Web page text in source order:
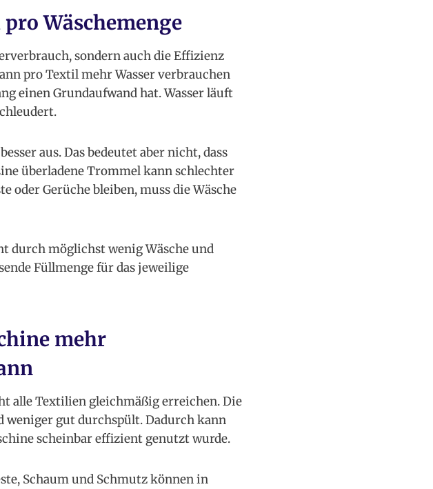
Wäschemenge
sondern auch die Effizienz
pro Textil mehr Wasser verbrauchen
einen Grundaufwand hat. Wasser läuft
aus. Das bedeutet aber nicht, dass
überladene Trommel kann schlechter
oder Gerüche bleiben, muss die Wäsche
durch möglichst wenig Wäsche und
Füllmenge für das jeweilige
mehr
alle Textilien gleichmäßig erreichen. Die
weniger gut durchspült. Dadurch kann
scheinbar effizient genutzt wurde.
Schaum und Schmutz können in